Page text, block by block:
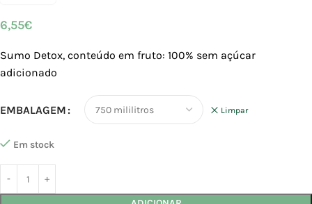
6,55€
Sumo Detox, conteúdo em fruto: 100% sem açúcar
adicionado
EMBALAGEM Limpar
Em stock